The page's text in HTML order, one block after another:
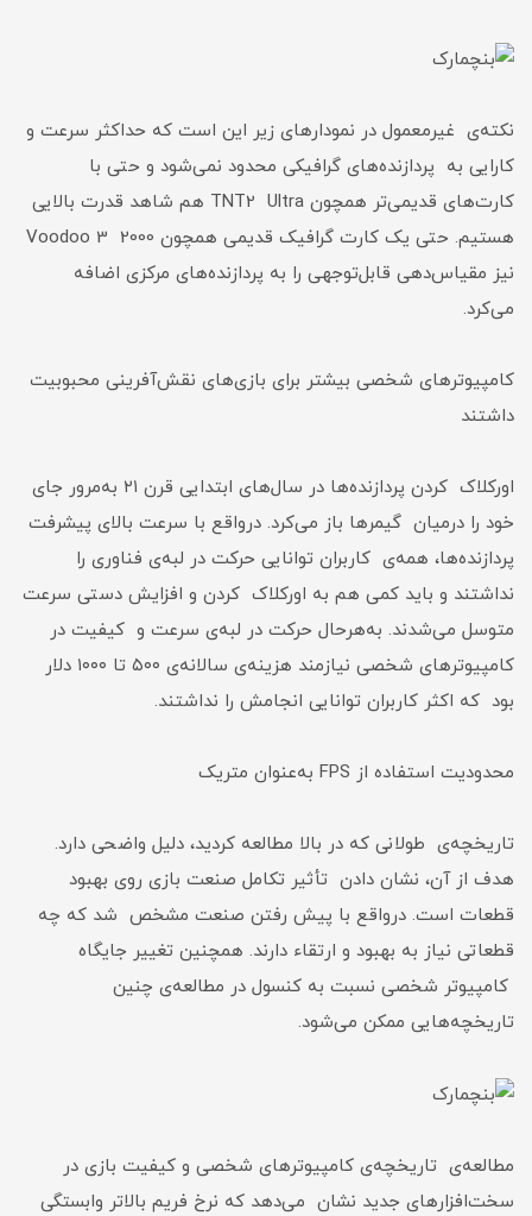
نکته‌ی غیرمعمول در نمودارهای زیر این است که حداکثر سرعت و
کارایی به پردازنده‌های گرافیکی محدود نمی‌شود و حتی با
کارت‌های قدیمی‌تر همچون TNT2 Ultra هم شاهد قدرت بالایی
هستیم. حتی یک کارت گرافیک قدیمی همچون Voodoo 3 2000
نیز مقیاس‌دهی قابل‌توجهی را به پردازنده‌های مرکزی اضافه
می‌کرد.
کامپیوترهای شخصی بیشتر برای بازی‌های نقش‌آفرینی محبوبیت
داشتند
اورکلاک کردن پردازنده‌ها در سال‌های ابتدایی قرن ۲۱ به‌مرور جای
خود را درمیان گیمرها باز می‌کرد. درواقع با سرعت بالای پیشرفت
پردازنده‌ها، همه‌ی کاربران توانایی حرکت در لبه‌ی فناوری را
نداشتند و باید کمی هم به اورکلاک کردن و افزایش دستی سرعت
متوسل می‌شدند. به‌هرحال حرکت در لبه‌ی سرعت و کیفیت در
کامپیوترهای شخصی نیازمند هزینه‌ی سالانه‌ی ۵۰۰ تا ۱۰۰۰ دلار
بود که اکثر کاربران توانایی انجامش را نداشتند.
محدودیت استفاده از FPS به‌عنوان متریک
تاریخچه‌ی طولانی که در بالا مطالعه کردید، دلیل واضحی دارد.
هدف از آن، نشان دادن تأثیر تکامل صنعت بازی روی بهبود
قطعات است. درواقع با پیش رفتن صنعت مشخص شد که چه
قطعاتی نیاز به بهبود و ارتقاء دارند. همچنین تغییر جایگاه
کامپیوتر شخصی نسبت به کنسول در مطالعه‌ی چنین
تاریخچه‌هایی ممکن می‌شود.
مطالعه‌ی تاریخچه‌ی کامپیوترهای شخصی و کیفیت بازی در
سخت‌افزارهای جدید نشان می‌دهد که نرخ فریم بالاتر وابستگی